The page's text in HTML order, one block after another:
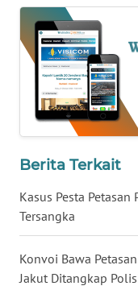
Berita Terkait
Kasus Pesta
Tersangka
Konvoi Bawa
Jakut Ditangkap
WN
SUMBAR
WN
SUMSEL
BENGKULU
LAMPUNG
WN
JATENG